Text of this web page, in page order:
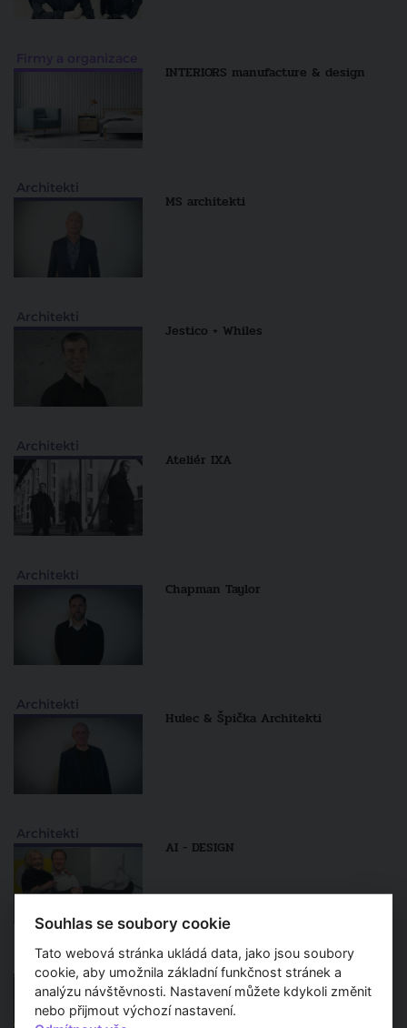
INTERIORS manufacture & design
Architekti
MS architekti
Architekti
Jestico + Whiles
Architekti
Ateliér IXA
Architekti
Chapman Taylor
Architekti
Hulec & Špička Architekti
Architekti
AI - DESIGN
Architekti
Eva Jiřičná
Souhlas se soubory cookie
Tato webová stránka ukládá data, jako jsou soubory
cookie, aby umožnila základní funkčnost stránek a
analýzu návštěvnosti. Nastavení můžete kdykoli změnit
nebo přijmout výchozí nastavení.